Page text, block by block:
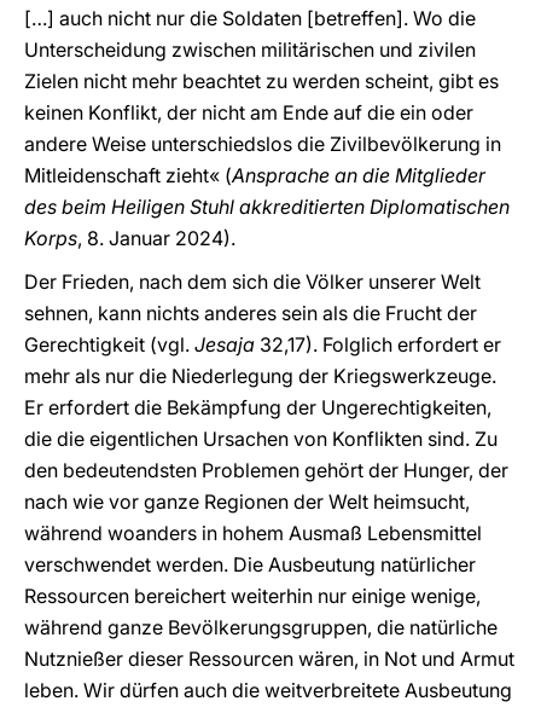
[…] auch nicht nur die Soldaten [betreffen]. Wo die
Unterscheidung zwischen militärischen und zivilen
Zielen nicht mehr beachtet zu werden scheint, gibt es
keinen Konflikt, der nicht am Ende auf die ein oder
andere Weise unterschiedslos die Zivilbevölkerung in
Mitleidenschaft zieht« (Ansprache an die Mitglieder
des beim Heiligen Stuhl akkreditierten Diplomatischen
Korps, 8. Januar 2024).
Der Frieden, nach dem sich die Völker unserer Welt
sehnen, kann nichts anderes sein als die Frucht der
Gerechtigkeit (vgl. Jesaja 32,17). Folglich erfordert er
mehr als nur die Niederlegung der Kriegswerkzeuge.
Er erfordert die Bekämpfung der Ungerechtigkeiten,
die die eigentlichen Ursachen von Konflikten sind. Zu
den bedeutendsten Problemen gehört der Hunger, der
nach wie vor ganze Regionen der Welt heimsucht,
während woanders in hohem Ausmaß Lebensmittel
verschwendet werden. Die Ausbeutung natürlicher
Ressourcen bereichert weiterhin nur einige wenige,
während ganze Bevölkerungsgruppen, die natürliche
Nutznießer dieser Ressourcen wären, in Not und Armut
leben. Wir dürfen auch die weitverbreitete Ausbeutung